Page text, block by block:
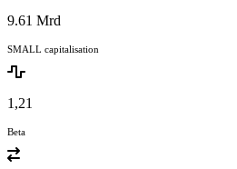
9.61 Mrd
SMALL capitalisation
1,21
Beta